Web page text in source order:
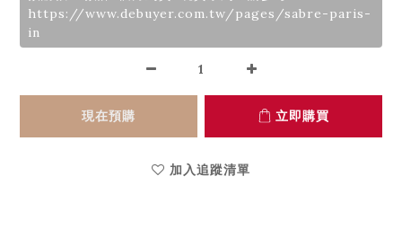
https://www.debuyer.com.tw/pages/sabre-paris-
in
現在預購 立即購買
加入追蹤清單